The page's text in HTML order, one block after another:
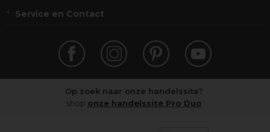
Service en Contact
Op zoek naar onze handelssite?
shop onze handelssite Pro Duo